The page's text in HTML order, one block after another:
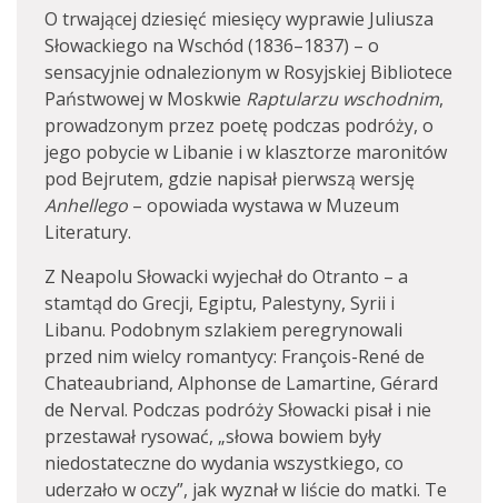
O trwającej dziesięć miesięcy wyprawie Juliusza
Słowackiego na Wschód (1836–1837) – o
sensacyjnie odnalezionym w Rosyjskiej Bibliotece
Państwowej w Moskwie Raptularzu wschodnim,
prowadzonym przez poetę podczas podróży, o
jego pobycie w Libanie i w klasztorze maronitów
pod Bejrutem, gdzie napisał pierwszą wersję
Anhellego – opowiada wystawa w Muzeum
Literatury.
Z Neapolu Słowacki wyjechał do Otranto – a
stamtąd do Grecji, Egiptu, Palestyny, Syrii i
Libanu. Podobnym szlakiem peregrynowali
przed nim wielcy romantycy: François-René de
Chateaubriand, Alphonse de Lamartine, Gérard
de Nerval. Podczas podróży Słowacki pisał i nie
przestawał rysować, „słowa bowiem były
niedostateczne do wydania wszystkiego, co
uderzało w oczy”, jak wyznał w liście do matki. Te